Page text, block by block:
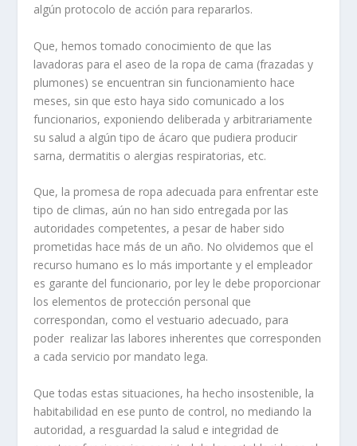
algún protocolo de acción para repararlos.
Que, hemos tomado conocimiento de que las
lavadoras para el aseo de la ropa de cama (frazadas y
plumones) se encuentran sin funcionamiento hace
meses, sin que esto haya sido comunicado a los
funcionarios, exponiendo deliberada y arbitrariamente
su salud a algún tipo de ácaro que pudiera producir
sarna, dermatitis o alergias respiratorias, etc.
Que, la promesa de ropa adecuada para enfrentar este
tipo de climas, aún no han sido entregada por las
autoridades competentes, a pesar de haber sido
prometidas hace más de un año. No olvidemos que el
recurso humano es lo más importante y el empleador
es garante del funcionario, por ley le debe proporcionar
los elementos de protección personal que
correspondan, como el vestuario adecuado, para
poder realizar las labores inherentes que corresponden
a cada servicio por mandato lega.
Que todas estas situaciones, ha hecho insostenible, la
habitabilidad en ese punto de control, no mediando la
autoridad, a resguardad la salud e integridad de